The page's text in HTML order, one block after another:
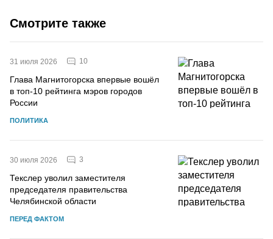
Смотрите также
31 июля 2026 10
Глава Магнитогорска впервые вошёл
в топ-10 рейтинга мэров городов
России
ПОЛИТИКА
30 июля 2026 3
Текслер уволил заместителя
председателя правительства
Челябинской области
ПЕРЕД ФАКТОМ